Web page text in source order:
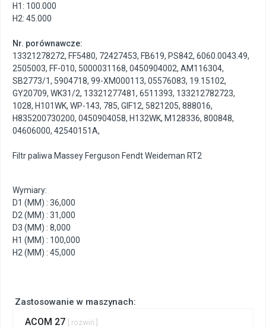
Zastosowanie w maszynach:
ACOM 27 [ rozwiń ]
H1: 100.000
H2: 45.000
Nr. porównawcze:
13321278272, FF5480, 72427453, FB619, PS842, 6060.0043.49,
2505003, FF-010, 5000031168, 0450904002, AM116304,
SB2773/1, 5904718, 99-XM000113, 05576083, 19.15102,
GY20709, WK31/2, 13321277481, 6511393, 133212782723,
1028, H101WK, WP-143, 785, GIF12, 5821205, 888016,
H835200730200, 0450904058, H132WK, M128336, 800848,
04606000, 42540151A,
Filtr paliwa Massey Ferguson Fendt Weideman RT2
Wymiary:
D1 (MM) : 36,000
D2 (MM) : 31,000
D3 (MM) : 8,000
H1 (MM) : 100,000
H2 (MM) : 45,000